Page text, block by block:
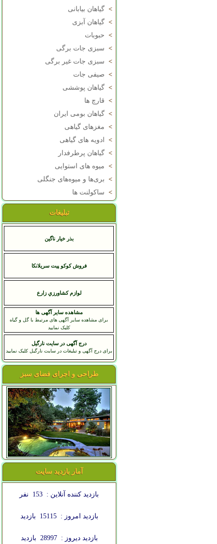
> گیاهان بیابانی
> گیاهان آبزی
> حبوبات
> سبزی جات برگی
> سبزی جات غیر برگی
> صیفی جات
> گیاهان پوششی
> قارچ ها
> گیاهان بومی ایران
> مغزهای گیاهی
>
ادویه های گیاهی
> گیاهان پرطرفدار
> میوه های استوایی
> بری‌ها و میوه‌های جنگلی
> ساکولنت ها
تبلیغات
بذر خیار ناگین
فروش کوکو پیت سریلانکا
لوازم کشاورزي زارع
مشاهده سایر آگهی ها
برای مشاهده سایر آگهی های مرتبط با گل و گیاه
کلیک نمایید
درج آگهی در سایت نارگیل
برای درج آگهی و تبلیغات در سایت نارگیل کلیک نمایید
طراحی و اجرای فضای سبز
آمار بازدید سایت
بازدید کننده آنلاین : 153 نفر
بازدید امروز : 15115 بازدید
بازدید دیروز : 28997 بازدید